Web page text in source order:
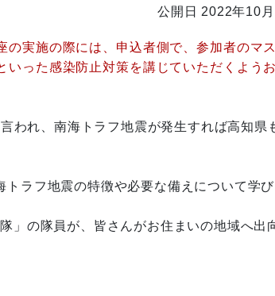
公開日 2022年10月
実施の際には、申込者側で、参加者のマ
った感染防止対策を講じていただくよう
われ、南海トラフ地震が発生すれば高知県
ラフ地震の特徴や必要な備えについて学び
」の隊員が、皆さんがお住まいの地域へ出